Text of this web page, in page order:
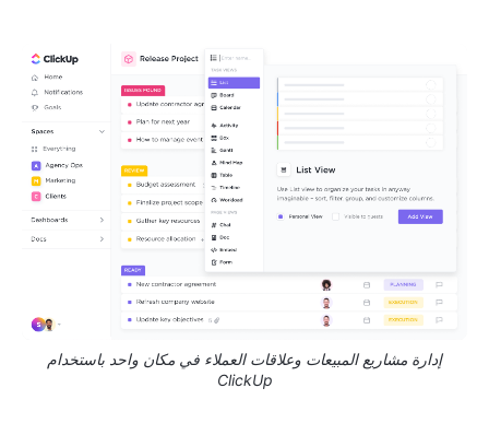
إدارة مشاريع المبيعات وعلاقات العملاء في مكان واحد باستخدام
ClickUp